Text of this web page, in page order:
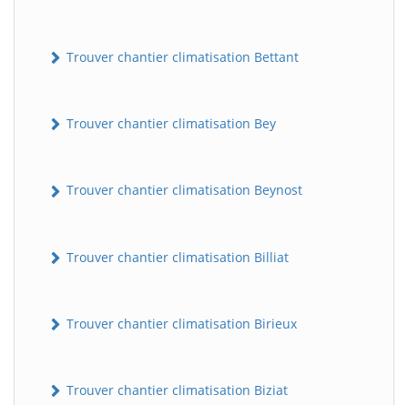
Trouver chantier climatisation Bettant
Trouver chantier climatisation Bey
Trouver chantier climatisation Beynost
Trouver chantier climatisation Billiat
Trouver chantier climatisation Birieux
Trouver chantier climatisation Biziat